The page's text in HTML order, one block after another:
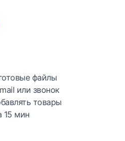
файлы
или звонок
товары
15 мин